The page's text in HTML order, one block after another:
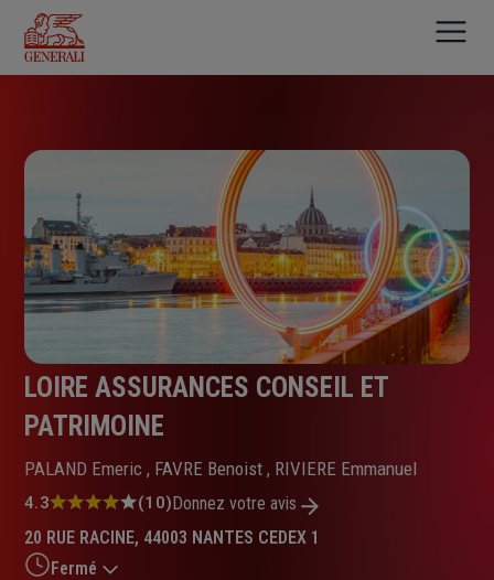
contenu
principal
LOIRE ASSURANCES CONSEIL ET
PATRIMOINE
PALAND Emeric , FAVRE Benoist , RIVIERE Emmanuel
Note
4.3
sur
4.3 (10)Donnez votre avis
20 RUE RACINE, 44003 NANTES CEDEX 1
Fermé